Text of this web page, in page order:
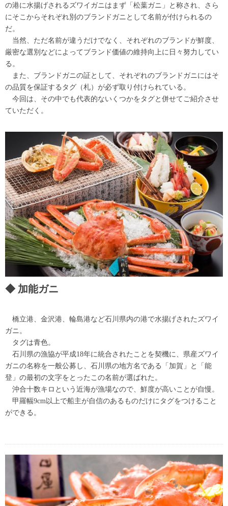
の港に水揚げされるズワイガニはまず「松葉ガニ」と称され、さら
にそこからそれぞれ別のブランドガニとして名前が付けられるの
だ。
当然、ただ名前が違うだけでなく、それぞれのブランドが鮮度、
厳密な選別などによってブランド価値の維持向上に日々努力してい
る。
また、ブランドガニの証として、それぞれのブランドガニにはそ
の品質を保証するタグ（札）が必ず取り付けられている。
今回は、その中でも代表的ないくつかをタグと併せてご紹介させ
ていただく。
加能ガニ
橋立港、金沢港、輪島港など石川県内の港で水揚げされたズワイ
ガニ。
タグは青色。
石川県の漁協が平成18年に統合されたことを契機に、県産ズワイ
ガニの名称を一般公募し、石川県の地方名である「加賀」と「能
登」の最初の文字をとったこの名前が選ばれた。
沖合十数キロという近海が漁場なので、鮮度が高いことが自慢。
甲羅幅9cm以上で船主が自信のあるものだけにタグをつけること
ができる。